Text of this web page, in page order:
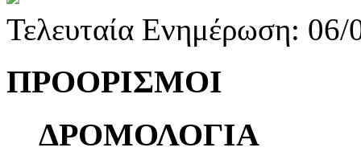
Τελευταία Ενημέρωση:
ΠΡΟΟΡΙΣΜΟΙ
ΔΡΟΜΟΛΟΓΙΑ